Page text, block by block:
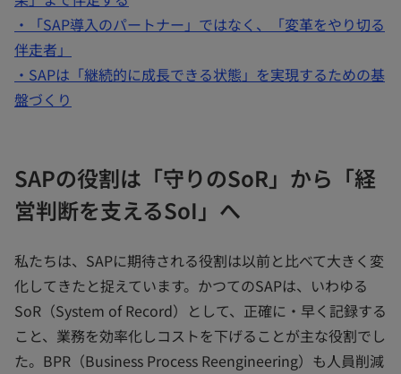
・「SAP導入のパートナー」ではなく、「変革をやり切る
伴走者」
・SAPは「継続的に成長できる状態」を実現するための基
盤づくり
SAPの役割は「守りのSoR」から「経
営判断を支えるSoI」へ
私たちは、SAPに期待される役割は以前と比べて大きく変
化してきたと捉えています。かつてのSAPは、いわゆる
SoR（System of Record）として、正確に・早く記録する
こと、業務を効率化しコストを下げることが主な役割でし
た。BPR（Business Process Reengineering）も人員削減